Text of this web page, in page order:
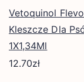
Vetoquinol
Kleszcze Dla
1X1,34Ml
12.70zł